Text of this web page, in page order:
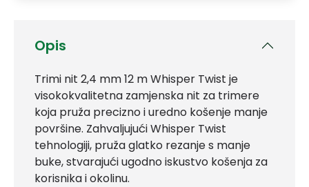
Opis
Trimi nit 2,4 mm 12 m Whisper Twist je
visokokvalitetna zamjenska nit za trimere
koja pruža precizno i uredno košenje manje
površine. Zahvaljujući Whisper Twist
tehnologiji, pruža glatko rezanje s manje
buke, stvarajući ugodno iskustvo košenja za
korisnika i okolinu.